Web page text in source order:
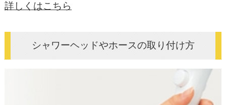
詳しくはこちら
シャワーヘッドやホースの取り付け方